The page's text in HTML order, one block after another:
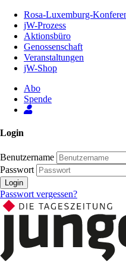
Inhalt
Seite
Rosa-Luxemburg-
jW-Prozess
Aktionsbüro
Genossenschaft
Veranstaltungen
jW-Shop
Abo
Spende
Login
Benutzername
Passwort
Login
Passwort vergessen?